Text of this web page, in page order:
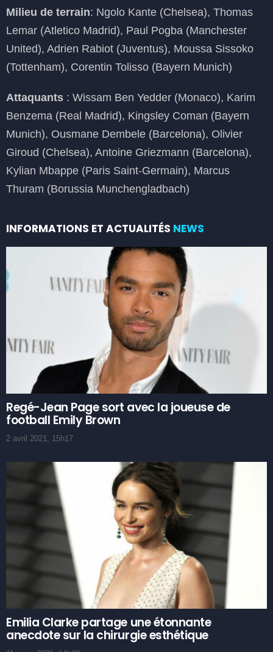
Milieu de terrain: Ngolo Kante (Chelsea), Thomas
Lemar (Atletico Madrid), Paul Pogba (Manchester
United), Adrien Rabiot (Juventus), Moussa Sissoko
(Tottenham), Corentin Tolisso (Bayern Munich)
Attaquants : Wissam Ben Yedder (Monaco), Karim
Benzema (Real Madrid), Kingsley Coman (Bayern
Munich), Ousmane Dembele (Barcelona), Olivier
Giroud (Chelsea), Antoine Griezmann (Barcelona),
Kylian Mbappe (Paris Saint-Germain), Marcus
Thuram (Borussia Munchengladbach)
INFORMATIONS ET ACTUALITÉS NEWS
Regé-Jean Page sort avec la joueuse de
football Emily Brown
2 avril 2021, 15h17
Emilia Clarke partage une étonnante
anecdote sur la chirurgie esthétique